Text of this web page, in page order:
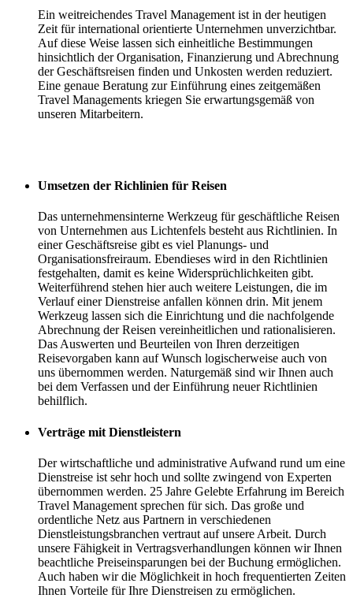
Ein weitreichendes Travel Management ist in der heutigen
Zeit für international orientierte Unternehmen unverzichtbar.
Auf diese Weise lassen sich einheitliche Bestimmungen
hinsichtlich der Organisation, Finanzierung und Abrechnung
der Geschäftsreisen finden und Unkosten werden reduziert.
Eine genaue Beratung zur Einführung eines zeitgemäßen
Travel Managements kriegen Sie erwartungsgemäß von
unseren Mitarbeitern.
Umsetzen der Richlinien für Reisen
Das unternehmensinterne Werkzeug für geschäftliche Reisen
von Unternehmen aus Lichtenfels besteht aus Richtlinien. In
einer Geschäftsreise gibt es viel Planungs- und
Organisationsfreiraum. Ebendieses wird in den Richtlinien
festgehalten, damit es keine Widersprüchlichkeiten gibt.
Weiterführend stehen hier auch weitere Leistungen, die im
Verlauf einer Dienstreise anfallen können drin. Mit jenem
Werkzeug lassen sich die Einrichtung und die nachfolgende
Abrechnung der Reisen vereinheitlichen und rationalisieren.
Das Auswerten und Beurteilen von Ihren derzeitigen
Reisevorgaben kann auf Wunsch logischerweise auch von
uns übernommen werden. Naturgemäß sind wir Ihnen auch
bei dem Verfassen und der Einführung neuer Richtlinien
behilflich.
Verträge mit Dienstleistern
Der wirtschaftliche und administrative Aufwand rund um eine
Dienstreise ist sehr hoch und sollte zwingend von Experten
übernommen werden. 25 Jahre Gelebte Erfahrung im Bereich
Travel Management sprechen für sich. Das große und
ordentliche Netz aus Partnern in verschiedenen
Dienstleistungsbranchen vertraut auf unsere Arbeit. Durch
unsere Fähigkeit in Vertragsverhandlungen können wir Ihnen
beachtliche Preiseinsparungen bei der Buchung ermöglichen.
Auch haben wir die Möglichkeit in hoch frequentierten Zeiten
Ihnen Vorteile für Ihre Dienstreisen zu ermöglichen.